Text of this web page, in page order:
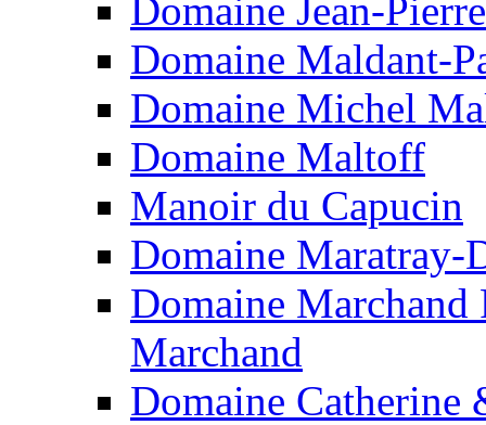
Domaine Jean-
Domaine Maldant-
Domaine Michel
Domaine Maltoff
Manoir du Capucin
Domaine Maratray-
Domaine Marchand
Marchand
Domaine Catherine